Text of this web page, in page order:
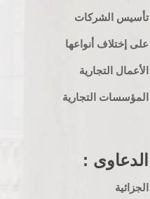
تأسيس الشركات
على إختلاف أنواعها
الأعمال التجارية
المؤسسات التجارية
الدعاوى :
الجزائية